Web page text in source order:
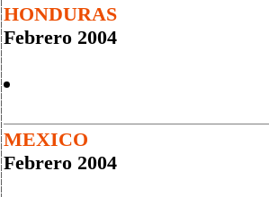
HONDURAS
Febrero 2004
MEXICO
Febrero 2004